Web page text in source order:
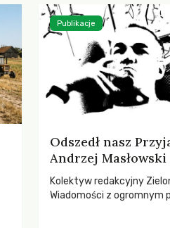
Odszedł nasz
Andrzej Masłowski
Kolektyw redakcyjny
Wiadomości z ogromnym
Publikacje